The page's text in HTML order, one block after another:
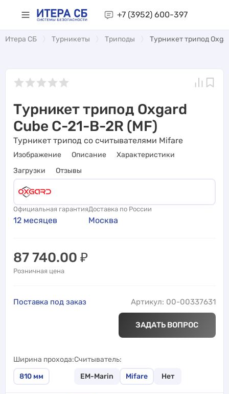
+7 (3952) 600-397
Итера СБ Турникеты Триподы Турникет трипод
Турникет трипод Oxgard
Cube C-21-B-2R (MF)
Турникет трипод со считывателями Mifare
Изображение Описание
Характеристики
Загрузки
Отзывы
Официальная гарантия
12 месяцев
Доставка по России
Москва
87 740.00 ₽
Розничная цена
Поставка под заказ Артикул: 00-00337631
ЗАДАТЬ ВОПРОС
Ширина прохода
810 мм
Считыватель
EM-Marin
Mifare Нет